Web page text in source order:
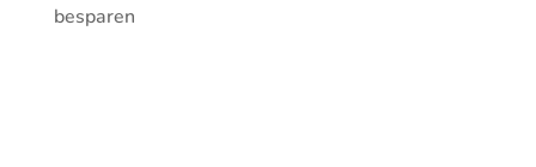
besparen